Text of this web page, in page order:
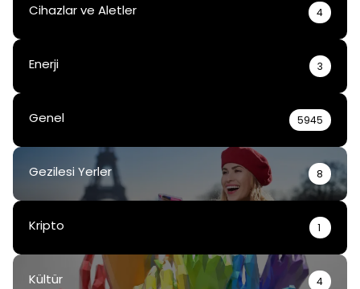
Cihazlar ve Aletler 4
Enerji 3
Genel 5945
Gezilesi Yerler 8
Kripto 1
Kültür 4